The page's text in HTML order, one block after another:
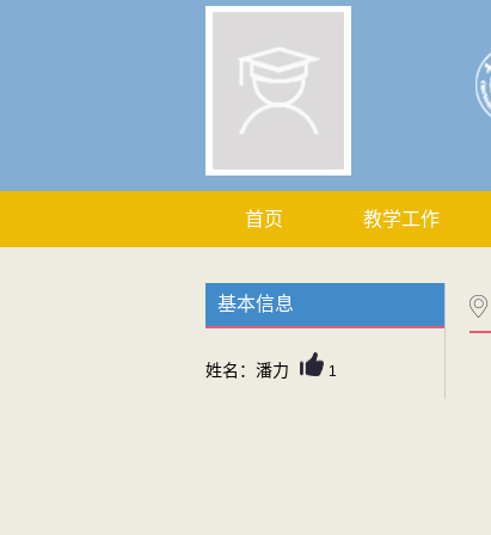
首页 教学工作
基本信息
姓名：潘力 1